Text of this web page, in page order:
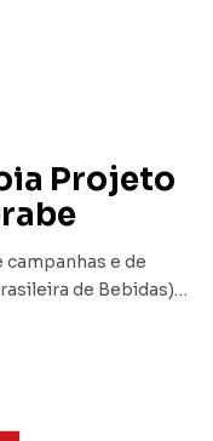
Projeto
e de
de Bebidas)